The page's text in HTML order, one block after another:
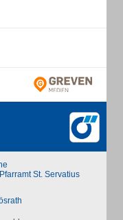
St. Servatius